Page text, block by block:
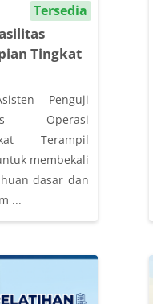
Tersedia
Tingkat
Penguji
Operasi
Terampil
membekali
dasar dan
...